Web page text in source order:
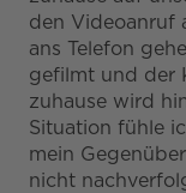
den Videoanruf
ans Telefon
gefilmt und der
zuhause wird
Situation fühle
mein
nicht